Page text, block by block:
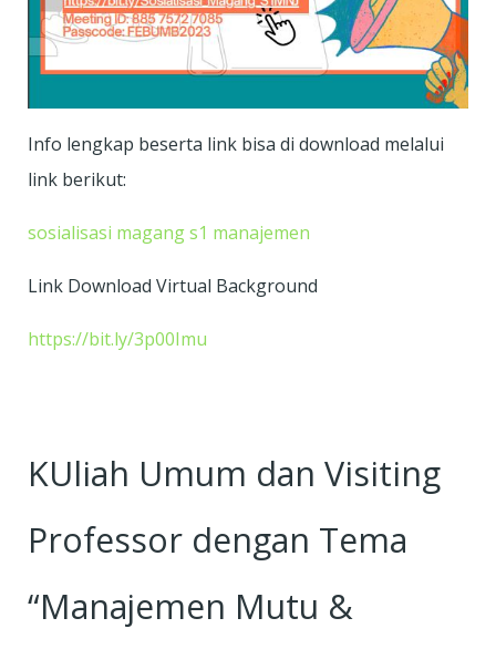
Info lengkap beserta link bisa di download melalui
link berikut:
sosialisasi magang s1 manajemen
Link Download Virtual Background
https://bit.ly/3p00Imu
KUliah Umum dan Visiting
Professor dengan Tema
“Manajemen Mutu &